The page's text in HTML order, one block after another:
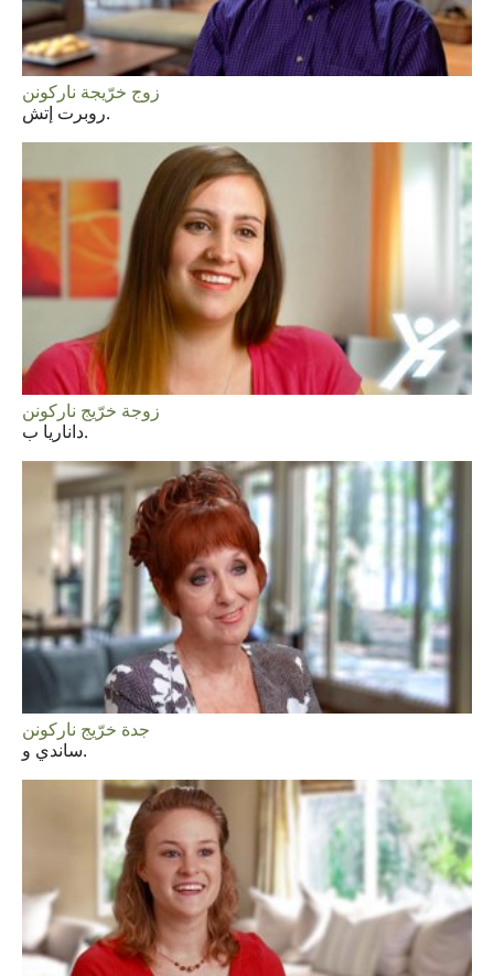
زوج خرّيجة ناركونن
روبرت إتش.
زوجة خرّيج ناركونن
داناريا ب.
جدة خرّيج ناركونن
ساندي و.